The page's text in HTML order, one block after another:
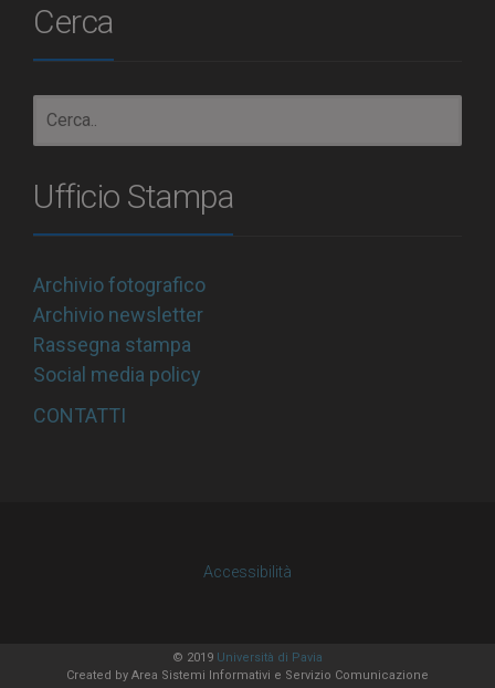
Cerca
Ufficio Stampa
Archivio fotografico
Archivio newsletter
Rassegna stampa
Social media policy
CONTATTI
Accessibilità
© 2019 Università di Pavia
Created by Area Sistemi Informativi e Servizio Comunicazione